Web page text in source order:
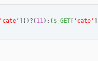
'cate' ) ) ? ( 11) : ( $_GET 'cate'